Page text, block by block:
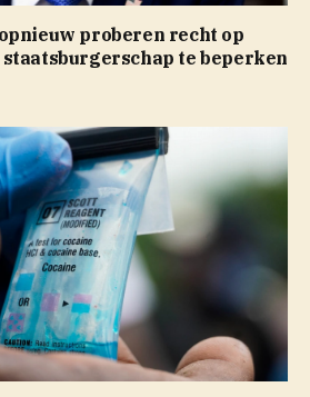
proberen recht op
te beperken